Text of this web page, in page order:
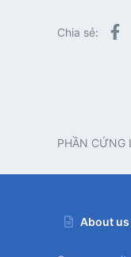
Chia sẻ:
PHẦN CỨNG
About us